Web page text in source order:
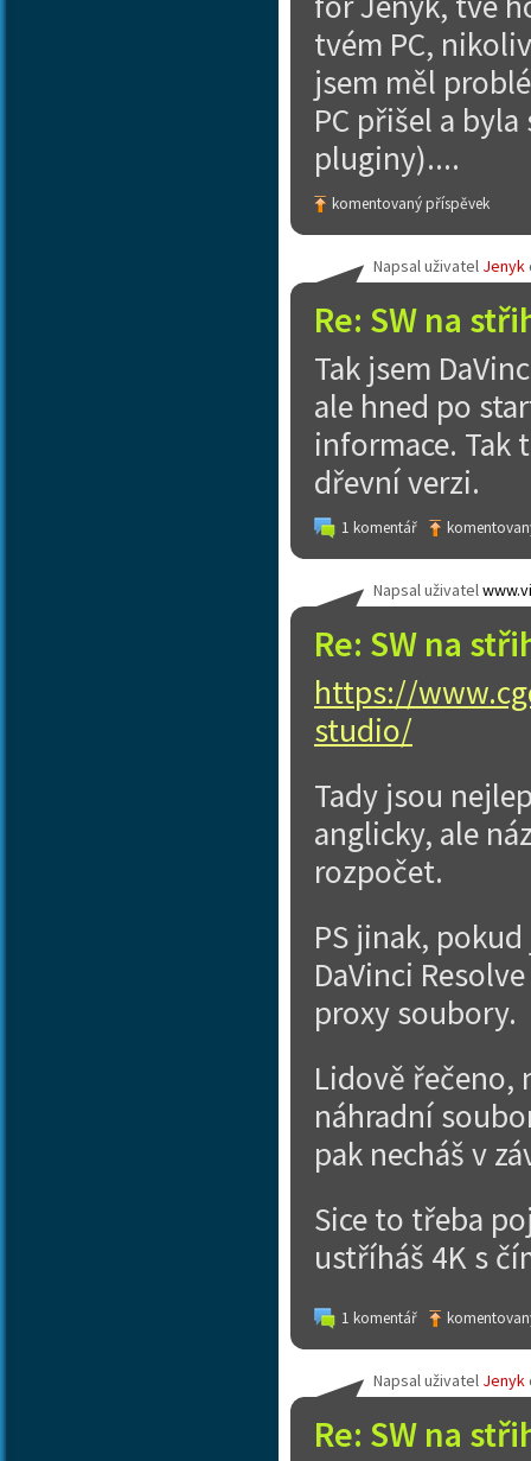
tvém PC,
jsem měl
PC přišel a
pluginy)....
komentovaný příspěvek
Re: SW na
Napsal uživatel Jenyk
Tak jsem
ale hned po
informace. Tak
dřevní verzi.
1 komentář
Re: SW na
Napsal uživatel
https://
studio/
Tady jsou
anglicky, ale
rozpočet.
PS jinak,
DaVinci
proxy soubory.
Lidově řečeno,
náhradní
pak necháš v
Sice to třeba
ustříháš 4K s
1 komentář
Re: SW na
Napsal uživatel Jenyk